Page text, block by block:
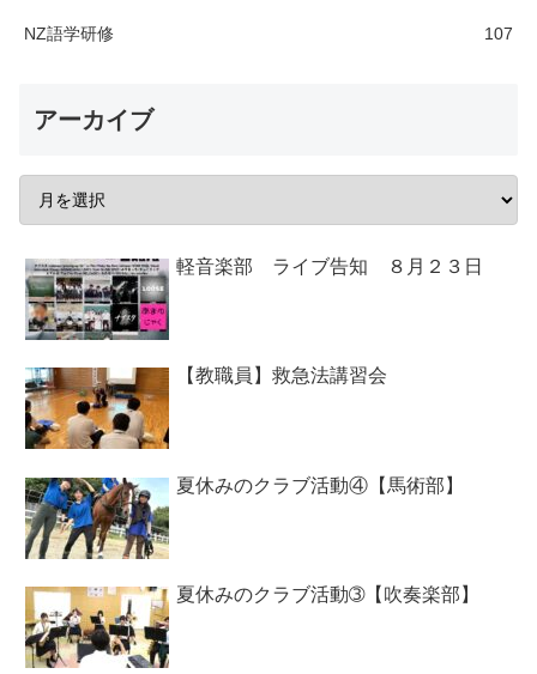
NZ語学研修 107
アーカイブ
軽音楽部 ライブ告知 ８月２３日
【教職員】救急法講習会
夏休みのクラブ活動④【馬術部】
夏休みのクラブ活動➂【吹奏楽部】